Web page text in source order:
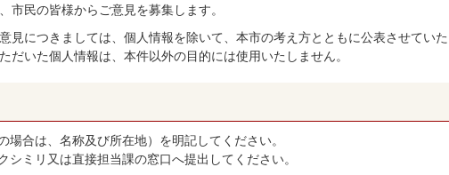
市民の皆様からご意見を募集します。
見につきましては、個人情報を除いて、本市の考え方とともに公表させていた
だいた個人情報は、本件以外の目的には使用いたしません。
場合は、名称及び所在地）を明記してください。
シミリ又は直接担当課の窓口へ提出してください。